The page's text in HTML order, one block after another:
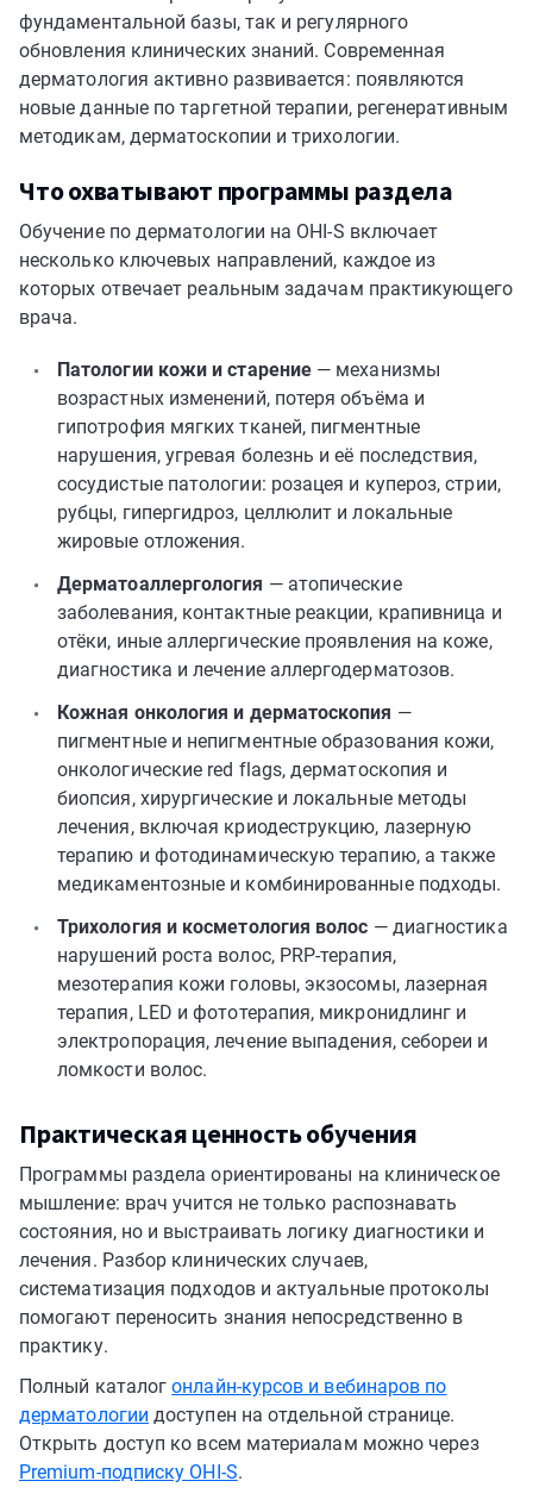
фундаментальной базы, так и регулярного
обновления клинических знаний. Современная
дерматология активно развивается: появляются
новые данные по таргетной терапии, регенеративным
методикам, дерматоскопии и трихологии.
Что охватывают программы раздела
Обучение по дерматологии на OHI-S включает
несколько ключевых направлений, каждое из
которых отвечает реальным задачам практикующего
врача.
Патологии кожи и старение — механизмы
возрастных изменений, потеря объёма и
гипотрофия мягких тканей, пигментные
нарушения, угревая болезнь и её последствия,
сосудистые патологии: розацея и купероз, стрии,
рубцы, гипергидроз, целлюлит и локальные
жировые отложения.
Дерматоаллергология — атопические
заболевания, контактные реакции, крапивница и
отёки, иные аллергические проявления на коже,
диагностика и лечение аллергодерматозов.
Кожная онкология и дерматоскопия —
пигментные и непигментные образования кожи,
онкологические red flags, дерматоскопия и
биопсия, хирургические и локальные методы
лечения, включая криодеструкцию, лазерную
терапию и фотодинамическую терапию, а также
медикаментозные и комбинированные подходы.
Трихология и косметология волос — диагностика
нарушений роста волос, PRP-терапия,
мезотерапия кожи головы, экзосомы, лазерная
терапия, LED и фототерапия, микронидлинг и
электропорация, лечение выпадения, себореи и
ломкости волос.
Практическая ценность обучения
Программы раздела ориентированы на клиническое
мышление: врач учится не только распознавать
состояния, но и выстраивать логику диагностики и
лечения. Разбор клинических случаев,
систематизация подходов и актуальные протоколы
помогают переносить знания непосредственно в
практику.
Полный каталогонлайн-курсов и вебинаров по
дерматологии доступен на отдельной странице.
Открыть доступ ко всем материалам можно через
Premium-подписку OHI-S.